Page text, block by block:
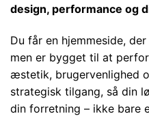
design, performance og
Du får en hjemmeside,
men er bygget til at
æstetik, brugervenlighed
strategisk tilgang, så din
din forretning – ikke bare